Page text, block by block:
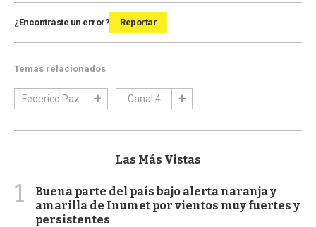
¿Encontraste un error? Reportar
Temas relacionados
Federico Paz Canal 4
Las Más Vistas
1
Buena parte del país bajo alerta naranja y
amarilla de Inumet por vientos muy fuertes y
persistentes